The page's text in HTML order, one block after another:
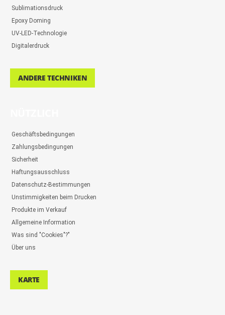
Sublimationsdruck
Epoxy Doming
UV-LED-Technologie
Digitalerdruck
ANDERE TECHNIKEN
Geschäftsbedingungen
Zahlungsbedingungen
Sicherheit
Haftungsausschluss
Datenschutz-Bestimmungen
Unstimmigkeiten beim Drucken
Produkte im Verkauf
Allgemeine Information
Was sind "Cookies"?"
Über uns
KARTE